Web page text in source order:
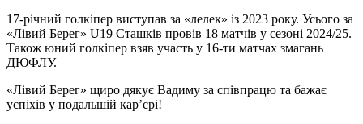
17-річний голкіпер виступав за «лелек» із 2023 року. Усього за
«Лівий Берег» U19 Сташків провів 18 матчів у сезоні 2024/25.
Також юний голкіпер взяв участь у 16-ти матчах змагань
ДЮФЛУ.
«Лівий Берег» щиро дякує Вадиму за співпрацю та бажає
успіхів у подальшій кар’єрі!